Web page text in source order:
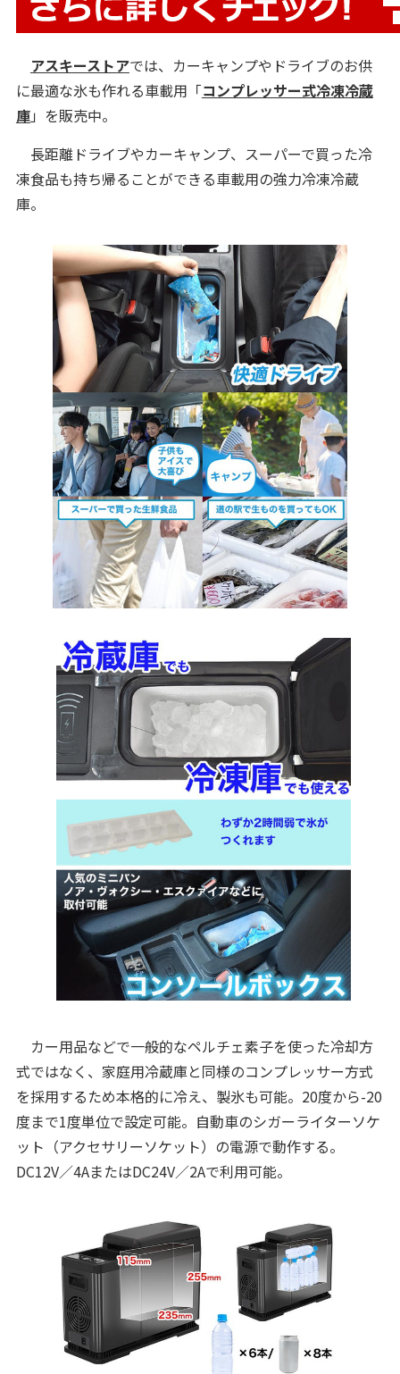
アスキーストアでは、カーキャンプやドライブのお供
に最適な氷も作れる車載用「コンプレッサー式冷凍冷蔵
庫」を販売中。
長距離ドライブやカーキャンプ、スーパーで買った冷
凍食品も持ち帰ることができる車載用の強力冷凍冷蔵
庫。
カー用品などで一般的なペルチェ素子を使った冷却方
式ではなく、家庭用冷蔵庫と同様のコンプレッサー方式
を採用するため本格的に冷え、製氷も可能。20度から-20
度まで1度単位で設定可能。自動車のシガーライターソケ
ット（アクセサリーソケット）の電源で動作する。
DC12V／4AまたはDC24V／2Aで利用可能。